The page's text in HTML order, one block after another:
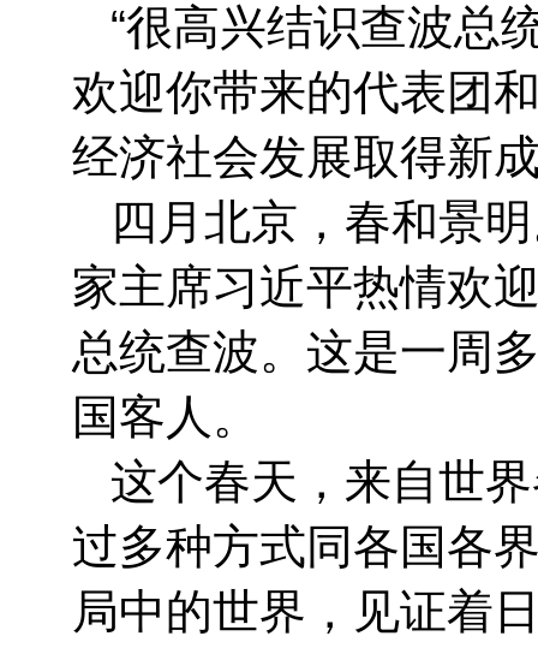
“很高兴结识查波总
欢迎你带来的代表团
经济社会发展取得新
四月北京，春和景
家主席习近平热情欢
总统查波。这是一周
国客人。
这个春天，来自世
过多种方式同各国各
局中的世界，见证着